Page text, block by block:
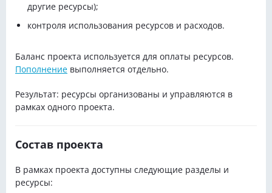
другие ресурсы);
контроля использования ресурсов и расходов.
Баланс проекта используется для оплаты ресурсов.
Пополнение выполняется отдельно.
Результат: ресурсы организованы и управляются в
рамках одного проекта.
Состав проекта
В рамках проекта доступны следующие разделы и
ресурсы: